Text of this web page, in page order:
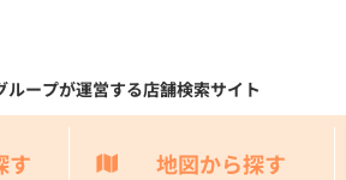
ループが運営する店舗検索サイト
す 地図から探す